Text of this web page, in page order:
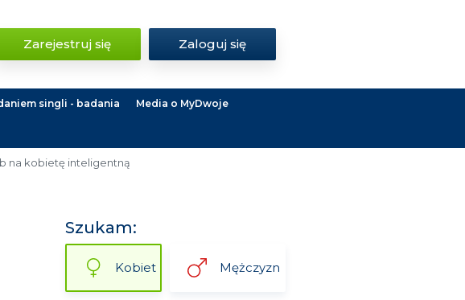
Zarejestruj się Zaloguj się
singli - badania Media o MyDwoje
na kobietę inteligentną
Szukam:
Kobiet Mężczyzn